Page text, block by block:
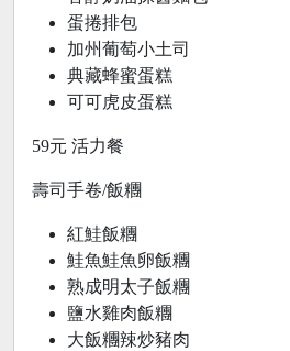
蛋捲排包
加州葡萄小土司
典藏蜂蜜蛋糕
可可虎皮蛋糕
59元 活力餐
壽司手卷/飯糰
紅鮭飯糰
鮭魚鮭魚卵飯糰
熟成明太子飯糰
鹽水雞肉飯糰
大飯糰辣炒豬肉